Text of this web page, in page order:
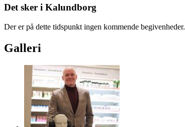
Det sker i Kalundborg
Der er på dette tidspunkt ingen kommende begivenheder.
Galleri